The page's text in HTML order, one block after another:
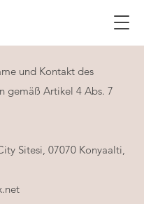
und Kontakt des
gemäß Artikel 4 Abs. 7
Sitesi, 07070 Konyaalti,